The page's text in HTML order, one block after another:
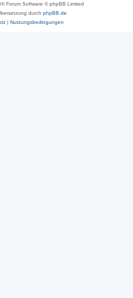
® Forum Software © phpBB Limited
durch phpBB.de
| Nutzungsbedingungen